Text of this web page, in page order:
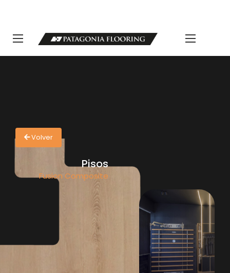
Viernes de 8 a 17 hs.
Volver
Pisos
Fusion Composite